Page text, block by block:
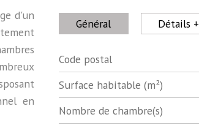
d'un
en
Général Détails +
Label
Code postal
Surface habitable (m²)
Nombre de chambre(s)